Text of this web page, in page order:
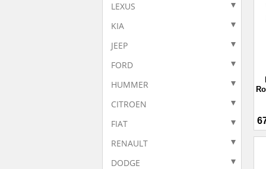
LEXUS
KIA
JEEP
FORD
HUMMER
CITROEN
FIAT
RENAULT
DODGE